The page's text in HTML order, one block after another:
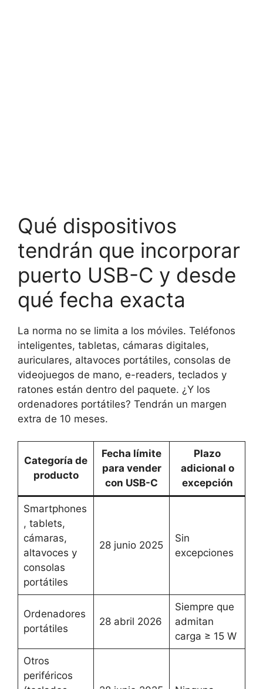
Qué dispositivos
tendrán que incorporar
puerto USB-C y desde
qué fecha exacta
La norma no se limita a los móviles. Teléfonos
inteligentes, tabletas, cámaras digitales,
auriculares, altavoces portátiles, consolas de
videojuegos de mano, e-readers, teclados y
ratones están dentro del paquete. ¿Y los
ordenadores portátiles? Tendrán un margen
extra de 10 meses.
Categoría de
producto
Fecha límite
para vender
con USB-C
Plazo
adicional o
excepción
Smartphones
, tablets,
cámaras,
altavoces y
consolas
portátiles
28 junio 2025
Sin
excepciones
Ordenadores
portátiles
28 abril 2026
Siempre que
admitan
carga ≥ 15 W
Otros
periféricos